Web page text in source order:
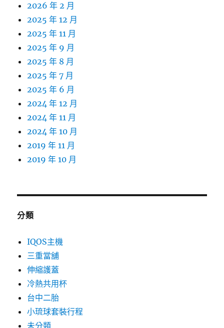
2026 年 2 月
2025 年 12 月
2025 年 11 月
2025 年 9 月
2025 年 8 月
2025 年 7 月
2025 年 6 月
2024 年 12 月
2024 年 11 月
2024 年 10 月
2019 年 11 月
2019 年 10 月
分類
IQOS主機
三重當舖
伸縮護蓋
冷熱共用杯
台中二胎
小琉球套裝行程
未分類